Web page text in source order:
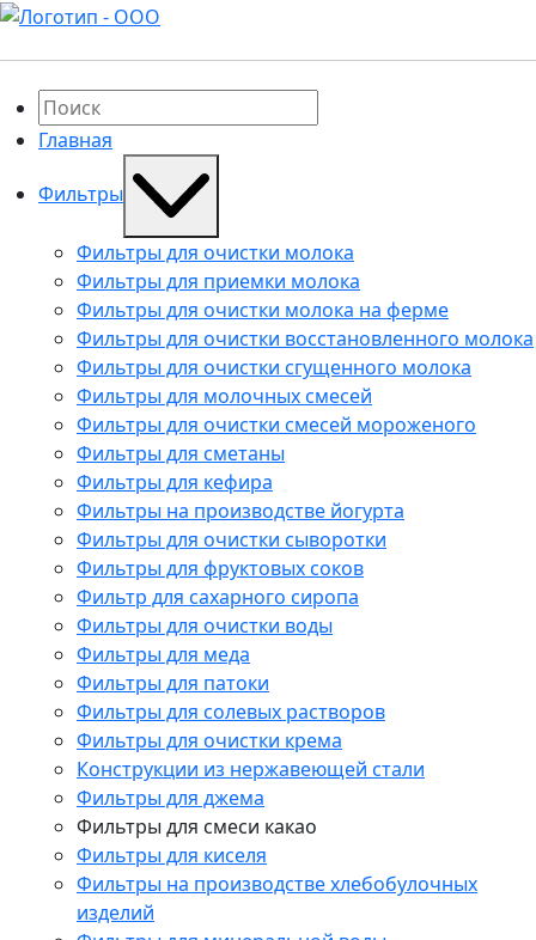
Главная
Фильтры
Фильтры для очистки молока
Фильтры для приемки молока
Фильтры для очистки молока на ферме
Фильтры для очистки восстановленного молока
Фильтры для очистки сгущенного молока
Фильтры для молочных смесей
Фильтры для очистки смесей мороженого
Фильтры для сметаны
Фильтры для кефира
Фильтры на производстве йогурта
Фильтры для очистки сыворотки
Фильтры для фруктовых соков
Фильтр для сахарного сиропа
Фильтры для очистки воды
Фильтры для меда
Фильтры для патоки
Фильтры для солевых растворов
Фильтры для очистки крема
Конструкции из нержавеющей стали
Фильтры для джема
Фильтры для смеси какао
Фильтры для киселя
Фильтры на производстве хлебобулочных
изделий